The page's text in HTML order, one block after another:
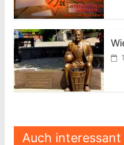
Auch interessant